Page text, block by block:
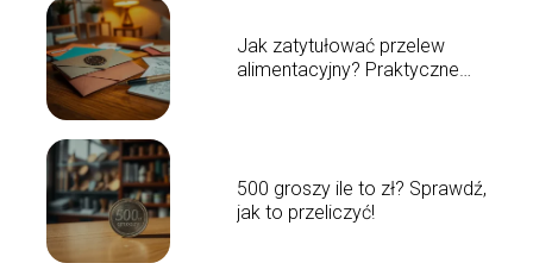
Jak zatytułować przelew
alimentacyjny? Praktyczne
500 groszy ile to zł? Sprawdź,
jak to przeliczyć!